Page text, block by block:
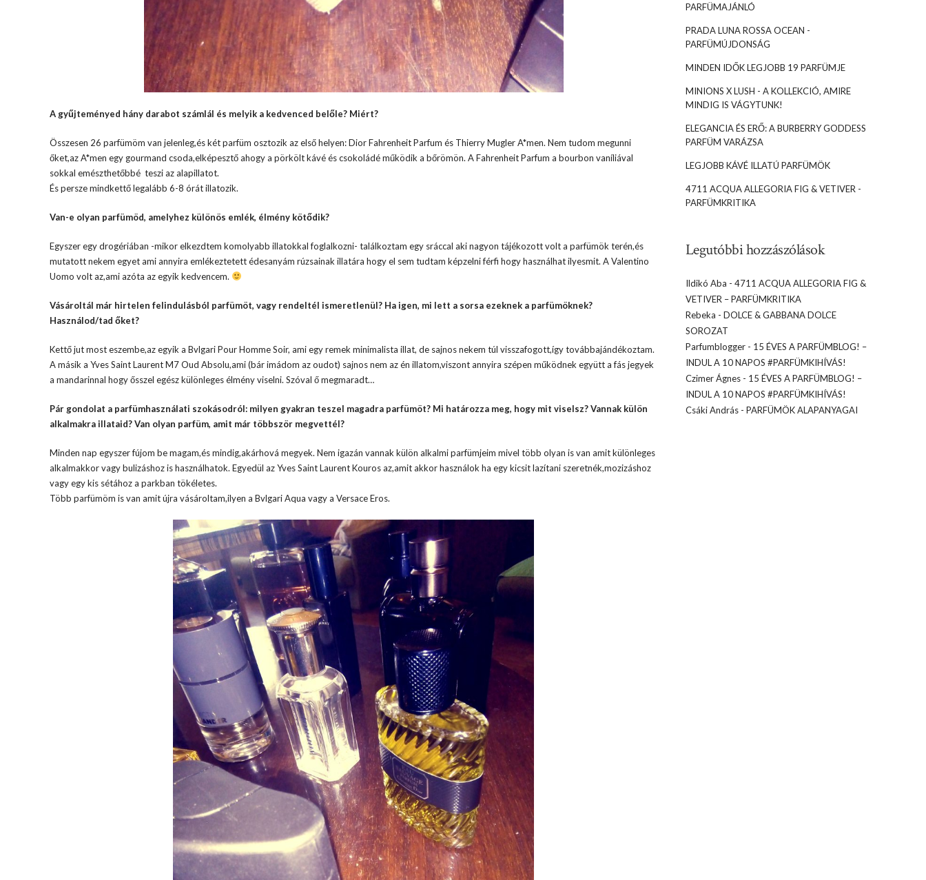
A gyűjteményed hány darabot számlál és melyik a kedvenced belőle? Miért?
Összesen 26 parfümöm van jelenleg,és két parfüm osztozik az első helyen: Dior Fahrenheit Parfum és Thierry Mugler A*men. Nem tudom megunni
őket,az A*men egy gourmand csoda,elképesztő ahogy a pörkölt kávé és csokoládé működik a bőrömön. A Fahrenheit Parfum a bourbon vaníliával
sokkal emészthetőbbé teszi az alapillatot.
És persze mindkettő legalább 6-8 órát illatozik.
Van-e olyan parfümöd, amelyhez különös emlék, élmény kötődik?
Egyszer egy drogériában -mikor elkezdtem komolyabb illatokkal foglalkozni- találkoztam egy sráccal aki nagyon tájékozott volt a parfümök terén,és
mutatott nekem egyet ami annyira emlékeztetett édesanyám rúzsainak illatára hogy el sem tudtam képzelni férfi hogy használhat ilyesmit. A Valentino
Uomo volt az,ami azóta az egyik kedvencem.
Vásároltál már hirtelen felindulásból parfümöt, vagy rendeltél ismeretlenül? Ha igen, mi lett a sorsa ezeknek a parfümöknek?
Használod/tad őket?
Kettő jut most eszembe,az egyik a Bvlgari Pour Homme Soir, ami egy remek minimalista illat, de sajnos nekem túl visszafogott,így továbbajándékoztam.
A másik a Yves Saint Laurent M7 Oud Absolu,ami (bár imádom az oudot) sajnos nem az én illatom,viszont annyira szépen működnek együtt a fás jegyek
a mandarinnal hogy ősszel egész különleges élmény viselni. Szóval ő megmaradt…
Pár gondolat a parfümhasználati szokásodról: milyen gyakran teszel magadra parfümöt? Mi határozza meg, hogy mit viselsz? Vannak külön
alkalmakra illataid? Van olyan parfüm, amit már többször megvettél?
Minden nap egyszer fújom be magam,és mindig,akárhová megyek. Nem igazán vannak külön alkalmi parfümjeim mivel több olyan is van amit különleges
alkalmakkor vagy bulizáshoz is használhatok. Egyedül az Yves Saint Laurent Kouros az,amit akkor használok ha egy kicsit lazítani szeretnék,mozizáshoz
vagy egy kis sétához a parkban tökéletes.
Több parfümöm is van amit újra vásároltam,ilyen a Bvlgari Aqua vagy a Versace Eros.
PARFÜMAJÁNLÓ
PRADA LUNA ROSSA OCEAN -
PARFÜMÚJDONSÁG
MINDEN IDŐK LEGJOBB 19 PARFÜMJE
MINIONS X LUSH - A KOLLEKCIÓ, AMIRE
MINDIG IS VÁGYTUNK!
ELEGANCIA ÉS ERŐ: A BURBERRY GODDESS
PARFÜM VARÁZSA
LEGJOBB KÁVÉ ILLATÚ PARFÜMÖK
4711 ACQUA ALLEGORIA FIG & VETIVER -
PARFÜMKRITIKA
Legutóbbi hozzászólások
Ildikó Aba - 4711 ACQUA ALLEGORIA FIG &
VETIVER – PARFÜMKRITIKA
Rebeka - DOLCE & GABBANA DOLCE
SOROZAT
Parfumblogger- 15 ÉVES A PARFÜMBLOG! –
INDUL A 10 NAPOS #PARFÜMKIHÍVÁS!
Czimer Ágnes- 15 ÉVES A PARFÜMBLOG! –
INDUL A 10 NAPOS #PARFÜMKIHÍVÁS!
Csáki András- PARFÜMÖK ALAPANYAGAI